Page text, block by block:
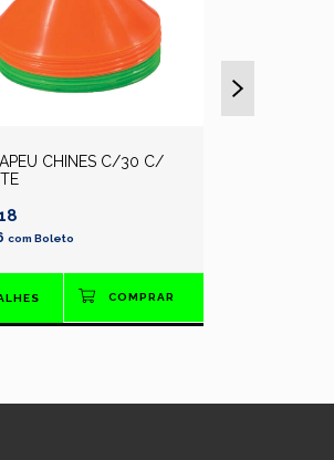
CHINES C/30 C/
com Boleto